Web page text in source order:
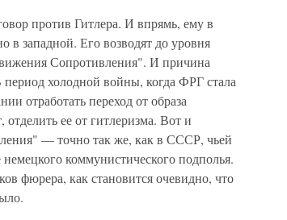
против Гитлера. И впрямь, ему в
в западной. Его возводят до уровня
Сопротивления". И причина
холодной войны, когда ФРГ стала
отработать переход от образа
ее от гитлеризма. Вот и
— точно так же, как в СССР, чьей
коммунистического подполья.
фюрера, как становится очевидно, что